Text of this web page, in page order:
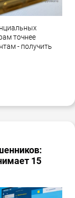
точнее
- получить
15